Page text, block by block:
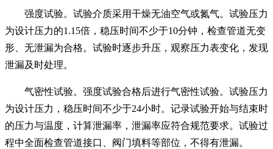
强度试验。试验介质采用干燥无油空气或氮气。试验压力
为设计压力的1.15倍，稳压时间不少于10分钟，检查管道无变
形、无泄漏为合格。试验时逐步升压，观察压力表变化，发现
泄漏及时处理。
气密性试验。强度试验合格后进行气密性试验。试验压力
为设计压力，稳压时间不少于24小时。记录试验开始与结束时
的压力与温度，计算泄漏率，泄漏率应符合规范要求。试验过
程中全面检查管道接口、阀门填料等部位，不得有泄漏。